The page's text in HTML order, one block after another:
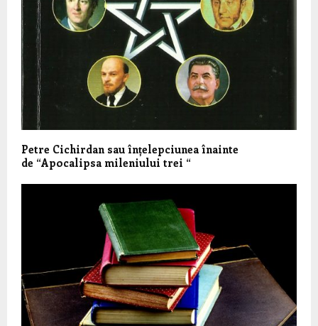
Petre Cichirdan sau înțelepciunea înainte
de “Apocalipsa mileniului trei “